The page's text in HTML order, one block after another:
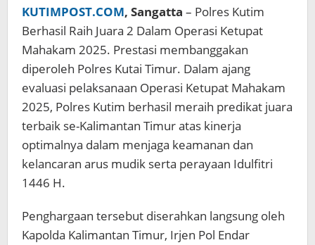
KUTIMPOST.COM, Sangatta – Polres Kutim
Berhasil Raih Juara 2 Dalam Operasi Ketupat
Mahakam 2025. Prestasi membanggakan
diperoleh Polres Kutai Timur. Dalam ajang
evaluasi pelaksanaan Operasi Ketupat Mahakam
2025, Polres Kutim berhasil meraih predikat juara
terbaik se-Kalimantan Timur atas kinerja
optimalnya dalam menjaga keamanan dan
kelancaran arus mudik serta perayaan Idulfitri
1446 H.
Penghargaan tersebut diserahkan langsung oleh
Kapolda Kalimantan Timur, Irjen Pol Endar